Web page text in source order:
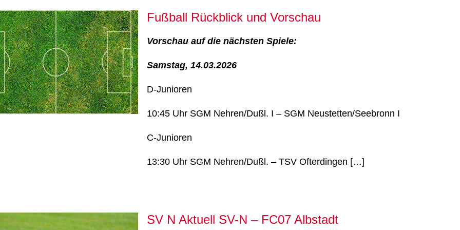
Fußball Rückblick und Vorschau
Vorschau auf die nächsten Spiele:
Samstag, 14.03.2026
D-Junioren
10:45 Uhr SGM Nehren/Dußl. I – SGM Neustetten/Seebronn I
C-Junioren
13:30 Uhr SGM Nehren/Dußl. – TSV Ofterdingen […]
SV N Aktuell SV-N – FC07 Albstadt